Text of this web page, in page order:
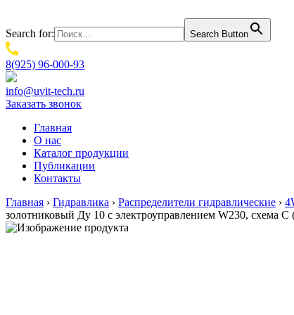
Search for: Search Button
8(925) 96-000-93
info@uvit-tech.ru
Заказать звонок
Главная
О нас
Каталог продукции
Публикации
Контакты
Главная › Гидравлика › Распределители гидравлические ›
золотниковый Ду 10 с электроуправлением W230, схема